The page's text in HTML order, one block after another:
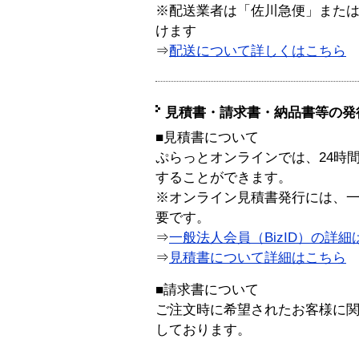
※配送業者は「佐川急便」また
けます
⇒配送について詳しくはこちら
見積書・請求書・納品書等の
■見積書について
ぷらっとオンラインでは、24時
することができます。
※オンライン見積書発行には、
要です。
⇒一般法人会員（BizID）の詳細
⇒ 見積書について詳細はこちら
■請求書について
ご注文時に希望されたお客様に
しております。